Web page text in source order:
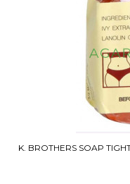
K. BROTHERS SOAP